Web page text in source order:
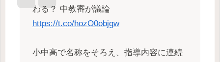
わる？ 中教審が議論
https://t.co/hozO0objgw
小中高で名称をそろえ、指導内容に連続